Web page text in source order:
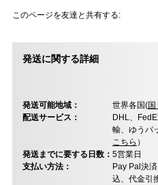
このページを友達と共有する:
発送に関する詳細
発送可能地域： 世界各国(国
配送サービス：
DHL、
輸、ゆうパ
こちら ）
発送までに要する日数： 5営業日
支払い方法：
Pay Pal決
込、代金引